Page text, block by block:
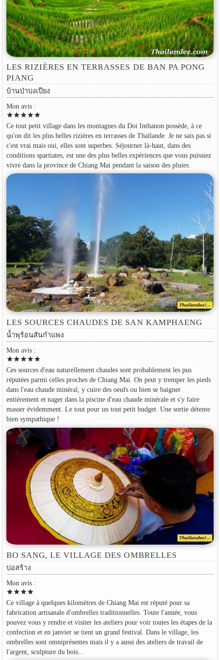
LES RIZIÈRES EN TERRASSES DE BAN PA PONG
PIANG
บ้านป่าบงเปียง
Mon avis :
starstarstarstarstar
Ce tout petit village dans les montagnes du Doi Inthanon possède, à ce
qu'on dit les plus belles rizières en terrasses de Thaïlande. Je ne sais pas si
c'est vrai mais oui, elles sont superbes. Séjourner là-haut, dans des
conditions spartiates, est une des plus belles expériences que vous puissiez
vivre dans la province de Chiang Mai pendant la saison des pluies.
LES SOURCES CHAUDES DE SAN KAMPHAENG
น้ำพุร้อนสันกำแพง
Mon avis :
starstarstarstarstar
Ces sources d'eau naturellement chaudes sont probablement les pus
réputées parmi celles proches de Chiang Mai. On peut y tremper les pieds
dans l'eau chaude minéral, y cuire des oeufs ou bien se baigner
entièrement et nager dans la piscine d'eau chaude minérale et s'y faire
masser évidemment. Le tout pour un tout petit budget. Une sortie détente
bien sympathique !
BO SANG, LE VILLAGE DES OMBRELLES
บ่อสร้าง
Mon avis :
starstarstarstar
Ce village à quelques kilomètres de Chiang Mai est réputé pour sa
fabrication artisanale d'ombrelles traditionnelles. Toute l'année, vous
pouvez vous y rendre et visiter les ateliers pour voir toutes les étapes de la
confection et en janvier se tient un grand festival. Dans le village, les
ombrelles sont omniprésentes mais il y a aussi des ateliers de travail de
l'argent, sculpture du bois...